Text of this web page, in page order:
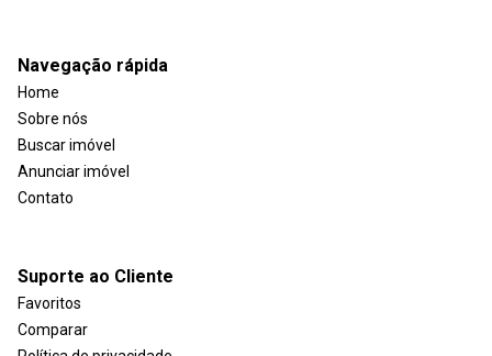
Navegação rápida
Home
Sobre nós
Buscar imóvel
Anunciar imóvel
Contato
Suporte ao Cliente
Favoritos
Comparar